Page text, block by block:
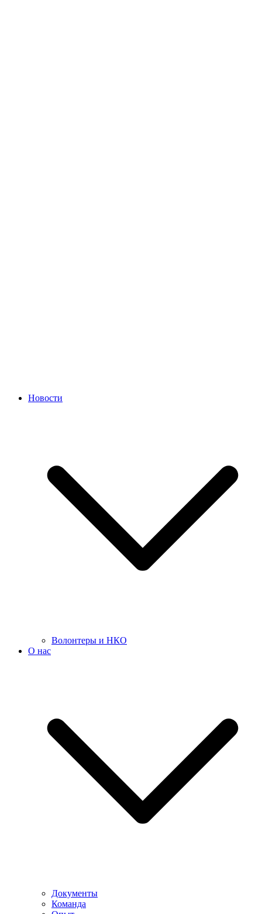
Новости
Волонтеры и НКО
О нас
Документы
Команда